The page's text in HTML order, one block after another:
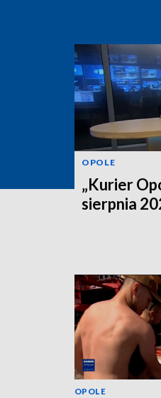
OPOLE
„Kurier
sierpnia
OPOLE